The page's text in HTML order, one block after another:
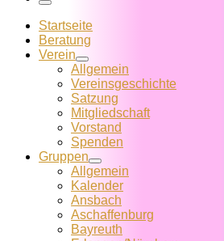
Menü
Startseite
Beratung
Verein
Allgemein
Vereins­geschichte
Satzung
Mitglied­schaft
Vorstand
Spenden
Gruppen
Allgemein
Kalender
Ansbach
Aschaffenburg
Bayreuth